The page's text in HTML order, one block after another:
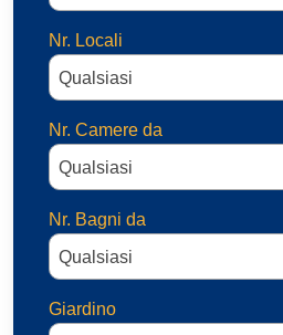
Nr. Locali
Qualsiasi
Nr. Camere da
Qualsiasi
Nr. Bagni da
Qualsiasi
Giardino